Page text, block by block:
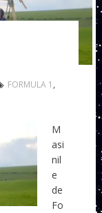
FORMULA 1 ,
M
asi
nil
e
de
Fo